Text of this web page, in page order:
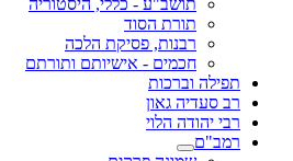
תושב"ע - כללי, היסטוריה
תורת הסוד
רבנות, פסיקת הלכה
חכמים - אישיותם ותורתם
תפילה וברכות
רב סעדיה גאון
רבי יהודה הלוי
רמב"ם